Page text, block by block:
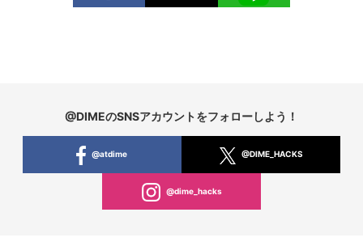
@DIMEのSNSアカウントをフォローしよう！
@atdime @DIME_HACKS
@dime_hacks